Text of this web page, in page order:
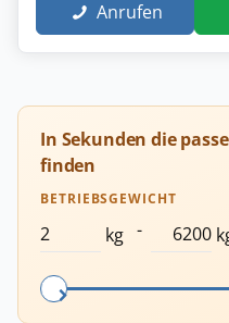
Anrufen
In Sekunden die
finden
BETRIEBSGEWICHT
kg -